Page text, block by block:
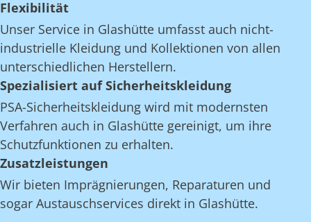
Flexibilität
Unser Service in Glashütte umfasst auch nicht-
industrielle Kleidung und Kollektionen von allen
unterschiedlichen Herstellern.
Spezialisiert auf Sicherheitskleidung
PSA-Sicherheitskleidung wird mit modernsten
Verfahren auch in Glashütte gereinigt, um ihre
Schutzfunktionen zu erhalten.
Zusatzleistungen
Wir bieten Imprägnierungen, Reparaturen und
sogar Austauschservices direkt in Glashütte.